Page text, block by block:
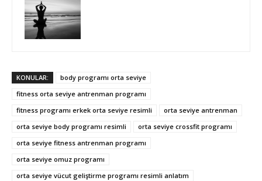
KONULAR:
body programı orta seviye
fitness orta seviye antrenman programı
fitness programı erkek orta seviye resimli
orta seviye antrenman
orta seviye body programı resimli
orta seviye crossfit programı
orta seviye fitness antrenman programı
orta seviye omuz programı
orta seviye vücut geliştirme programı resimli anlatım